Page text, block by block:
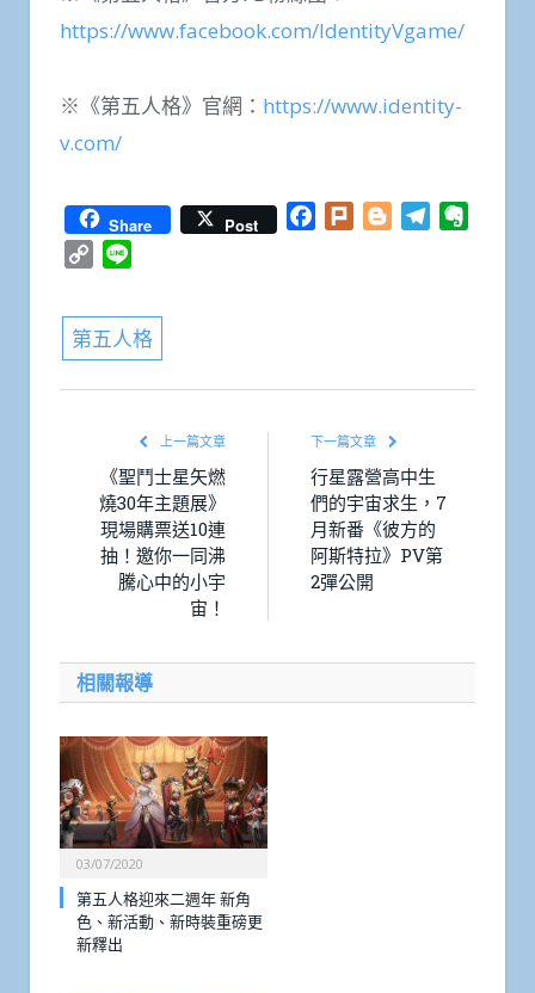
https://www.facebook.com/IdentityVgame/
※《第五人格》官網： https://www.identity-
v.com/
Share Post Facebook
Plurk BloggerTelegram
Copy
第五人格
上一篇文章
《聖鬥士星矢燃
燒30年主題展》
現場購票送10連
抽！邀你一同沸
騰心中的小宇
宙！
下一篇文章
行星露營高中生
們的宇宙求生，7
月新番《彼方的
阿斯特拉》PV第
2彈公開
相關報導
03/07/2020
第五人格迎來二週年 新角
色、新活動、新時裝重磅更
新釋出